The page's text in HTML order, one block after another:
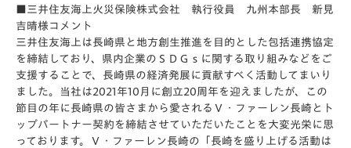
三井住友海上火災保険株式会社 執行役員 九州本部長 新見
吉晴様コメント
三井住友海上は長崎県と地方創生推進を目的とした包括連携協定
を締結しており、県内企業のＳＤＧｓに関する取り組みなどをご
支援することで、長崎県の経済発展に貢献すべく活動してまいり
ました。当社は2021年10月に創立20周年を迎えましたが、この
節目の年に長崎県の皆さまから愛されるＶ・ファーレン長崎とト
ップパートナー契約を締結させていただいたことを大変光栄に思
っております。Ｖ・ファーレン長崎の「長崎を盛り上げる活動は